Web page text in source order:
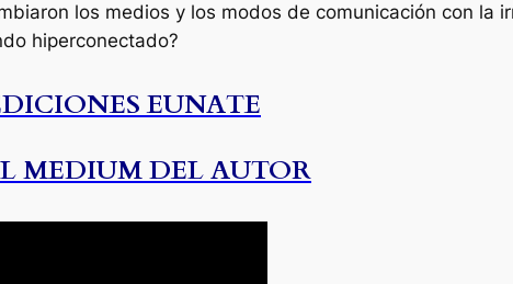
los medios y los modos de comunicación con la
hiperconectado?
EUNATE
MEDIUM DEL AUTOR